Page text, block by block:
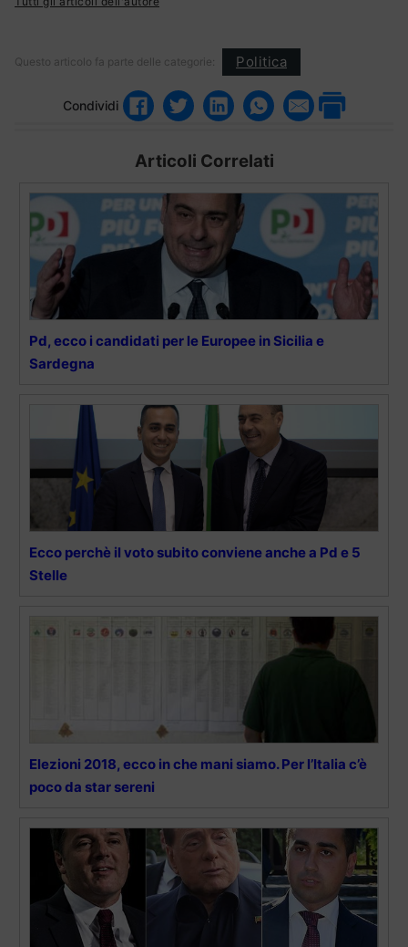
Questo articolo fa parte delle categorie: Politica
Condividi
Articoli Correlati
Pd, ecco i candidati per le Europee in Sicilia e
Sardegna
Ecco perchè il voto subito conviene anche a Pd e 5
Stelle
Elezioni 2018, ecco in che mani siamo. Per l’Italia c’è
poco da star sereni